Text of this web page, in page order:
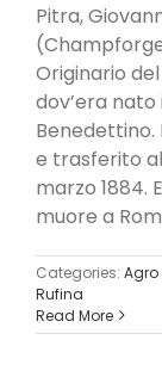
Pitra,
Originario
dov’era nato
Benedettino.
e trasferito
marzo 1884.
muore a
Categories:
Rufina
Read More